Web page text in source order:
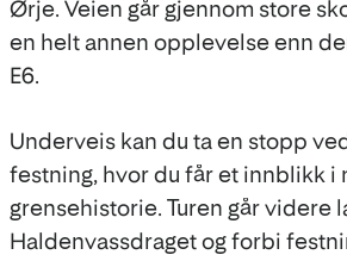
Ørje. Veien går gjennom store
en helt annen opplevelse enn
E6.
Underveis kan du ta en stopp
festning, hvor du får et innblikk i
grensehistorie. Turen går videre
Haldenvassdraget og forbi